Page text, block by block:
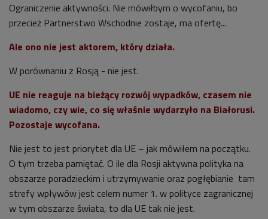
Ograniczenie aktywności. Nie mówiłbym o wycofaniu, bo
przecież Partnerstwo Wschodnie zostaje, ma ofertę...
Ale ono nie jest aktorem, który działa.
W porównaniu z Rosją - nie jest.
UE nie reaguje na bieżący rozwój wypadków, czasem nie
wiadomo, czy wie, co się właśnie wydarzyło na Białorusi.
Pozostaje wycofana.
Nie jest to jest priorytet dla UE – jak mówiłem na początku.
O tym trzeba pamiętać. O ile dla Rosji aktywna polityka na
obszarze poradzieckim i utrzymywanie oraz pogłębianie tam
strefy wpływów jest celem numer 1. w polityce zagranicznej
w tym obszarze świata, to dla UE tak nie jest.